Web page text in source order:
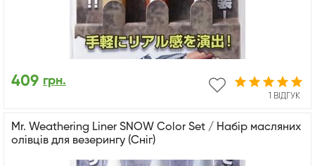
1 ВІДГУК
409 грн.
Mr. Weathering Liner SNOW Color Set / Набір масляних
олівців для везерингу (Сніг)